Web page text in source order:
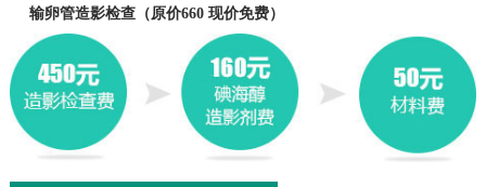
输卵管造影检查（原价660 现价免费）